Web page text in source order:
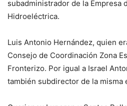
subadministrador de la Empresa
Hidroeléctrica.
Luis Antonio Hernández, quien
Consejo de Coordinación Zona
Fronterizo. Por igual a Israel
también subdirector de la misma